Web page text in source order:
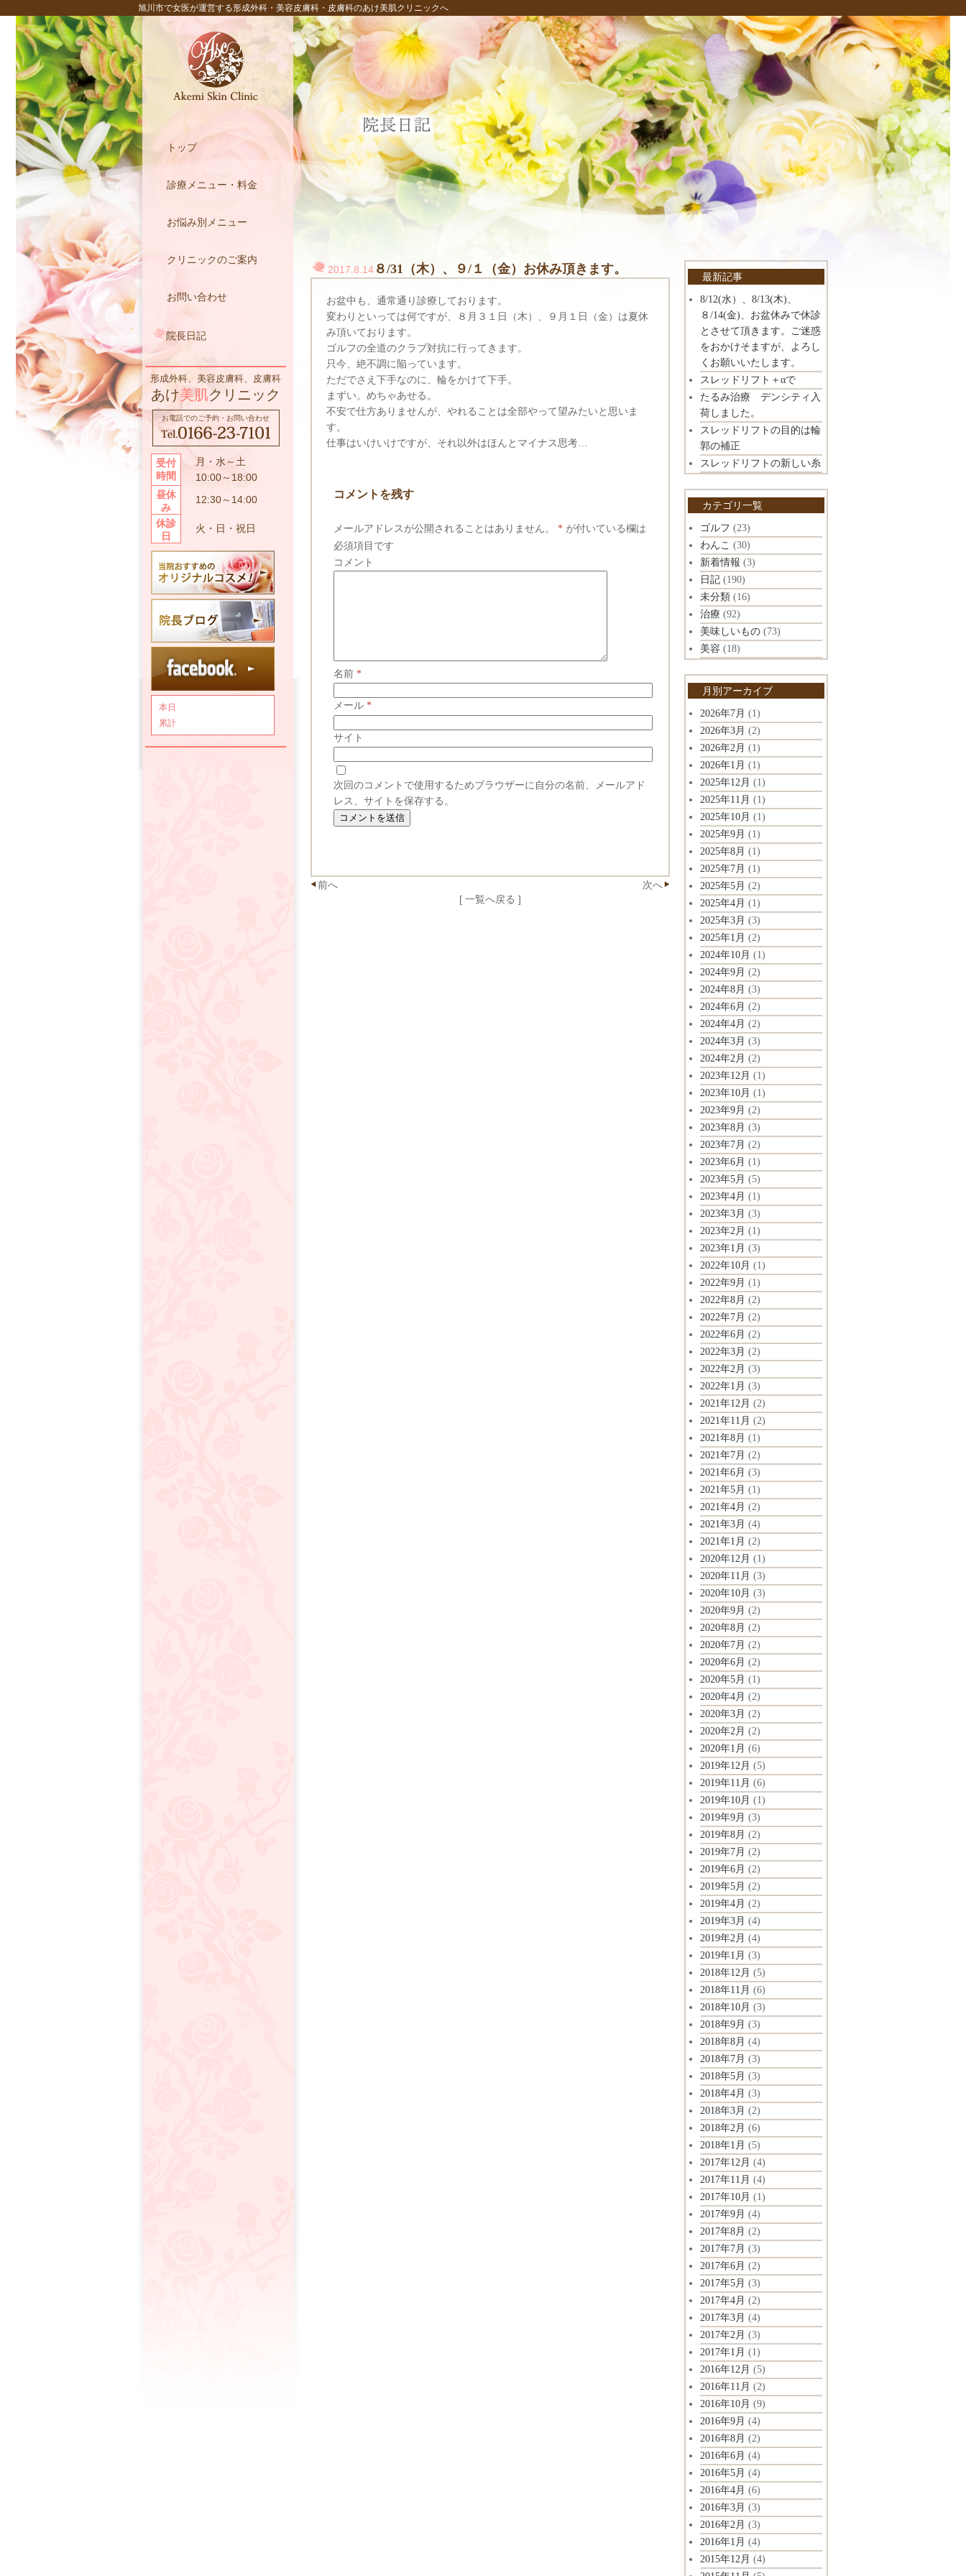
旭川市で女医が運営する形成外科・美容皮膚科・皮膚科のあけ美肌クリニックへ
トップ
診療メニュー・料金
お悩み別メニュー
クリニックのご案内
お問い合わせ
院長日記
形成外科、美容皮膚科、皮膚科
あけ美肌クリニック
お電話でのご予約・お問い合わせ
受付
時間
月・水～土
10:00～18:00
昼休
み
12:30～14:00
休診
日
火・日・祝日
本日
累計
最新記事
8/12(水）、8/13(木)、
８/14(金)、お盆休みで休診
とさせて頂きます。ご迷惑
をおかけそますが、よろし
くお願いいたします。
スレッドリフト＋αで
たるみ治療 デンシティ入
荷しました。
スレッドリフトの目的は輪
郭の補正
スレッドリフトの新しい糸
カテゴリ一覧
ゴルフ (23)
わんこ (30)
新着情報 (3)
日記 (190)
未分類 (16)
治療 (92)
美味しいもの (73)
美容 (18)
月別アーカイブ
2026年7月 (1)
2026年3月 (2)
2026年2月 (1)
2026年1月 (1)
2025年12月 (1)
2025年11月 (1)
2025年10月 (1)
2025年9月 (1)
2025年8月 (1)
2025年7月 (1)
2025年5月 (2)
2025年4月 (1)
2025年3月 (3)
2025年1月 (2)
2024年10月 (1)
2024年9月 (2)
2024年8月 (3)
2024年6月 (2)
2024年4月 (2)
2024年3月 (3)
2024年2月 (2)
2023年12月 (1)
2023年10月 (1)
2023年9月 (2)
2023年8月 (3)
2023年7月 (2)
2023年6月 (1)
2023年5月 (5)
2023年4月 (1)
2023年3月 (3)
2023年2月 (1)
2023年1月 (3)
2022年10月 (1)
2022年9月 (1)
2022年8月 (2)
2022年7月 (2)
2022年6月 (2)
2022年3月 (2)
2022年2月 (3)
2022年1月 (3)
2021年12月 (2)
2021年11月 (2)
2021年8月 (1)
2021年7月 (2)
2021年6月 (3)
2021年5月 (1)
2021年4月 (2)
2021年3月 (4)
2021年1月 (2)
2020年12月 (1)
2020年11月 (3)
2020年10月 (3)
2020年9月 (2)
2020年8月 (2)
2020年7月 (2)
2020年6月 (2)
2020年5月 (1)
2020年4月 (2)
2020年3月 (2)
2020年2月 (2)
2020年1月 (6)
2019年12月 (5)
2019年11月 (6)
2019年10月 (1)
2019年9月 (3)
2019年8月 (2)
2019年7月 (2)
2019年6月 (2)
2019年5月 (2)
2019年4月 (2)
2019年3月 (4)
2019年2月 (4)
2019年1月 (3)
2018年12月 (5)
2018年11月 (6)
2018年10月 (3)
2018年9月 (3)
2018年8月 (4)
2018年7月 (3)
2018年5月 (3)
2018年4月 (3)
2018年3月 (2)
2018年2月 (6)
2018年1月 (5)
2017年12月 (4)
2017年11月 (4)
2017年10月 (1)
2017年9月 (4)
2017年8月 (2)
2017年7月 (3)
2017年6月 (2)
2017年5月 (3)
2017年4月 (2)
2017年3月 (4)
2017年2月 (3)
2017年1月 (1)
2016年12月 (5)
2016年11月 (2)
2016年10月 (9)
2016年9月 (4)
2016年8月 (2)
2016年6月 (4)
2016年5月 (4)
2016年4月 (6)
2016年3月 (3)
2016年2月 (3)
2016年1月 (4)
2015年12月 (4)
2017.8.14 ８/31（木）、９/１（金）お休み頂きます。
お盆中も、通常通り診療しております。
変わりといっては何ですが、８月３１日（木）、９月１日（金）は夏休
み頂いております。
ゴルフの全道のクラブ対抗に行ってきます。
只今、絶不調に陥っています。
ただでさえ下手なのに、輪をかけて下手。
まずい。めちゃあせる。
不安で仕方ありませんが、やれることは全部やって望みたいと思いま
す。
仕事はいけいけですが、それ以外はほんとマイナス思考…
コメントを残す
メールアドレスが公開されることはありません。 * が付いている欄は
必須項目です
コメント
名前 *
メール *
サイト
次回のコメントで使用するためブラウザーに自分の名前、メールアド
レス、サイトを保存する。
前へ
次へ
[ 一覧へ戻る ]